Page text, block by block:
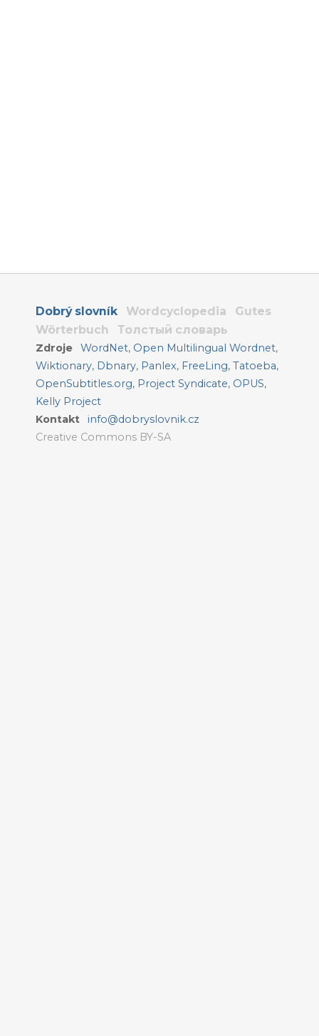
Dobrý slovník Wordcyclopedia
Gutes
Wörterbuch
Толстый словарь
Zdroje WordNet, Open Multilingual Wordnet,
Wiktionary, Dbnary, Panlex, FreeLing, Tatoeba,
OpenSubtitles.org, Project Syndicate, OPUS,
Kelly Project
Kontakt
info@dobryslovnik.cz
Creative Commons BY-SA